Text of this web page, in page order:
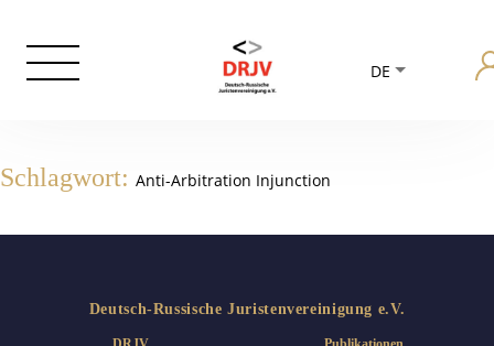
DE
Schlagwort: Anti-Arbitration Injunction
Deutsch-Russische Juristenvereinigung e.V.